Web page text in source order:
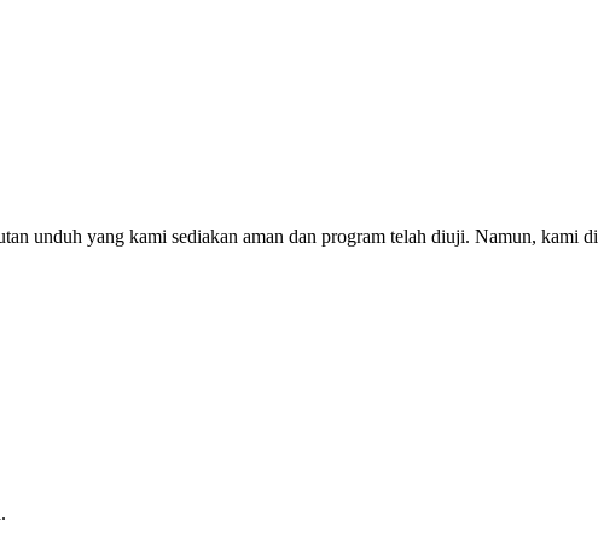
unduh yang kami sediakan aman dan program telah diuji. Namun, kami di